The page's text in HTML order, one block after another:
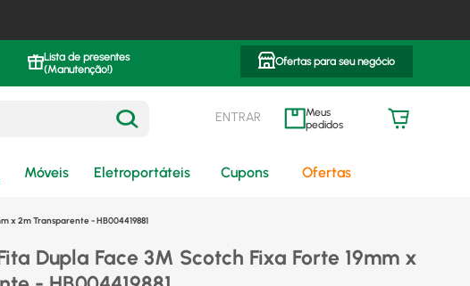
Lista de presentes
(Manutenção!)
Ofertas para seu negócio
ENTRAR meus pedidos
Móveis Eletroportáteis Cupons Ofertas
x 2m Transparente - HB004419881
Dupla Face 3M Scotch Fixa Forte 19mm x